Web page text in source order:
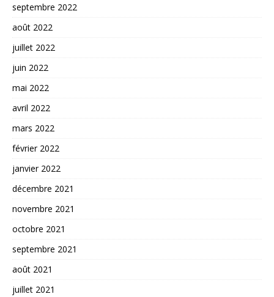
septembre 2022
août 2022
juillet 2022
juin 2022
mai 2022
avril 2022
mars 2022
février 2022
janvier 2022
décembre 2021
novembre 2021
octobre 2021
septembre 2021
août 2021
juillet 2021